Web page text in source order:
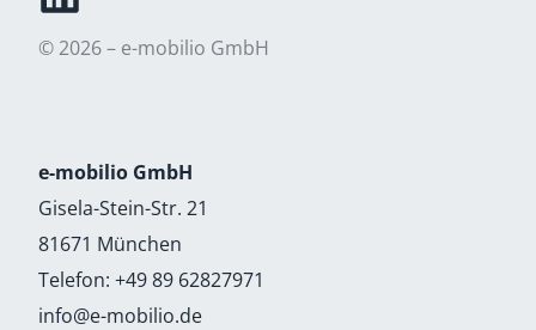
© 2026 – e-mobilio GmbH
e-mobilio GmbH
Gisela-Stein-Str. 21
81671 München
Telefon: +49 89 62827971
info@e-mobilio.de